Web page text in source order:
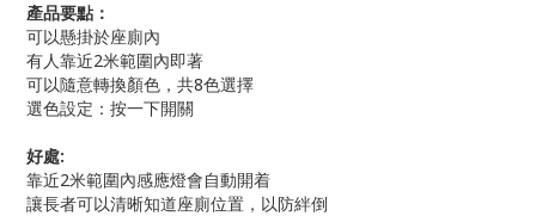
產品要點：
可以懸掛於座廁內
有人靠近2米範圍內即著
可以隨意轉換顏色，共8色選擇
選色設定：按一下開關
好處:
靠近2米範圍內感應燈會自動開着
讓長者可以清晰知道座廁位置，以防絆倒